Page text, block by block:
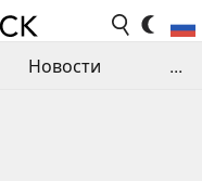
Новости
...